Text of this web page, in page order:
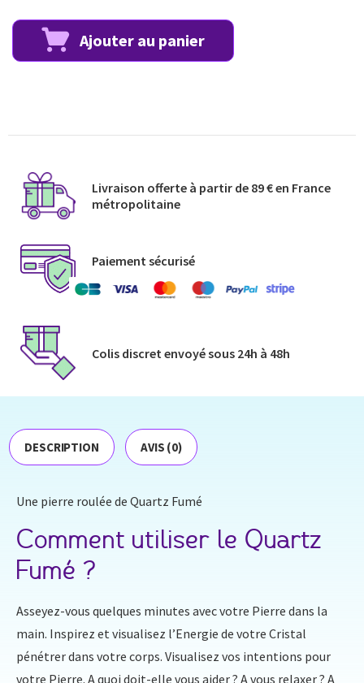
Ajouter au panier
Livraison offerte à partir de 89 € en France
métropolitaine​
Paiement sécurisé
Colis discret envoyé​ sous 24h à 48h​
DESCRIPTION AVIS (0)
Une pierre roulée de Quartz Fumé
Comment utiliser le Quartz
Fumé ?
Asseyez-vous quelques minutes avec votre Pierre dans la
main. Inspirez et visualisez l’Energie de votre Cristal
pénétrer dans votre corps. Visualisez vos intentions pour
votre Pierre. A quoi doit-elle vous aider ? A vous relaxer ? A